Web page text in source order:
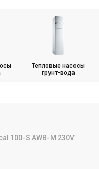
Тепловые насосы
грунт-вода
100-S AWB-M 230V